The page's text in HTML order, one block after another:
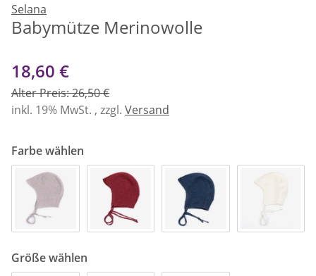
Selana
Babymütze Merinowolle
18,60 €
Alter Preis: 26,50 €
inkl. 19% MwSt. , zzgl. Versand
Farbe wählen
Größe wählen